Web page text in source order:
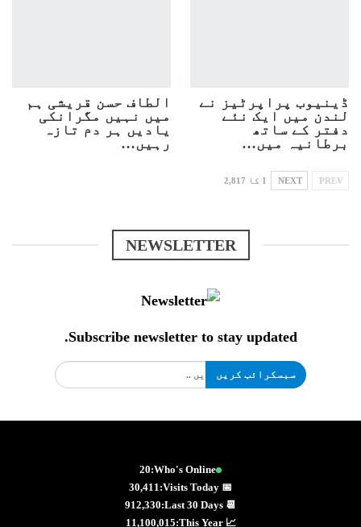
الطاف حسن قریشی ہم
میں نہیں مگرانکی
یادیں ہر دم تازہ
رہیں…
ڈینیوب پراپرٹیز نے
لندن میں ایک نئے
دفتر کے ساتھ
برطانیہ میں…
PREV
NEXT 1 کا 2,817
NEWSLETTER
Subscribe newsletter to stay updated.
سبسکرائب کریں
Who's Online:
20
📅 Visits Today:
30,411
📆 Last 30 Days:
912,330
📈 This Year:
11,100,015